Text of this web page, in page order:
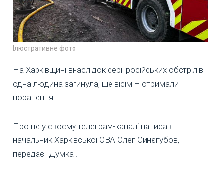
Ілюстративне фото
На Харківщині внаслідок серії російських обстрілів
одна людина загинула, ще вісім – отримали
поранення.
Про це у своєму телеграм-каналі написав
начальник Харківської ОВА Олег Синєгубов,
передає "Думка".